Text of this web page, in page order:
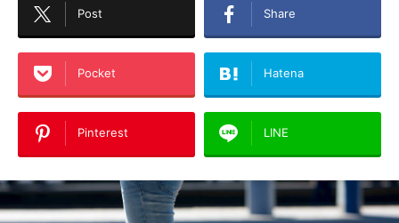
Post Share
Pocket Hatena
Pinterest LINE